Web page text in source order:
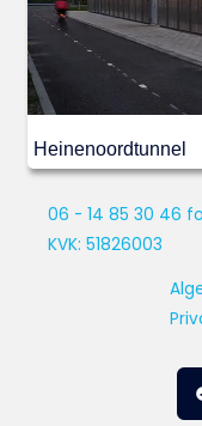
Heinenoordtunnel
06 - 14 85 30 46
KVK: 51826003